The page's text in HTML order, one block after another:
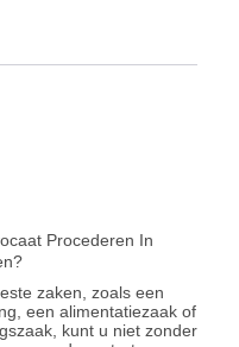
Procederen In
zaken, zoals een
een alimentatiezaak of
kunt u niet zonder